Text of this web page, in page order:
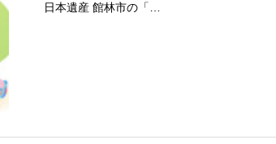
日本遺産 館林市の「…